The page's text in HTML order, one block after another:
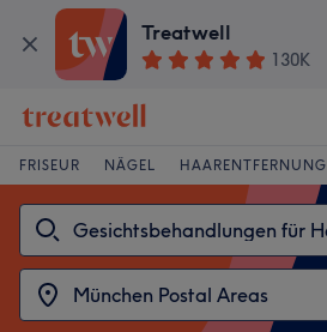
Treatwell
130K
FRISEUR NÄGEL HAARENTFERNUNG